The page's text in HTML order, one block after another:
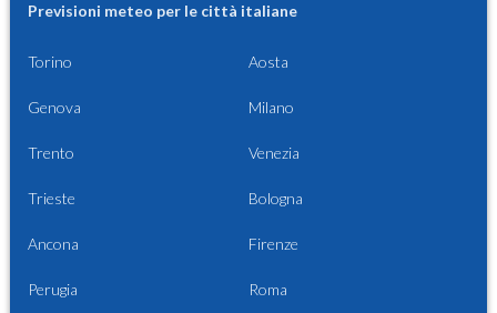
Previsioni meteo per le città italiane
Torino Aosta
Genova Milano
Trento Venezia
Trieste Bologna
Ancona Firenze
Perugia Roma